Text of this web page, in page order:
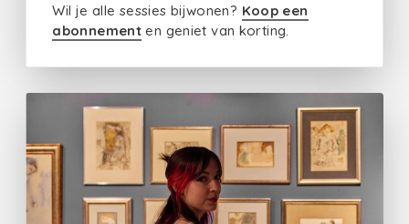
Wil je alle sessies bijwonen? Koop een
abonnement en geniet van korting.